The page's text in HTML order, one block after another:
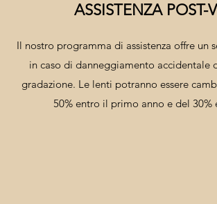
ASSISTENZA POST-
Il nostro programma di assistenza offre un
in caso di danneggiamento accidentale
gradazione. Le lenti potranno essere
50% entro il primo anno e del 30%